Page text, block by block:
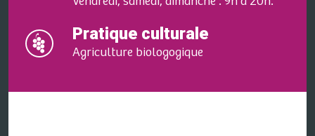
Pratique culturale
Agriculture biologogique